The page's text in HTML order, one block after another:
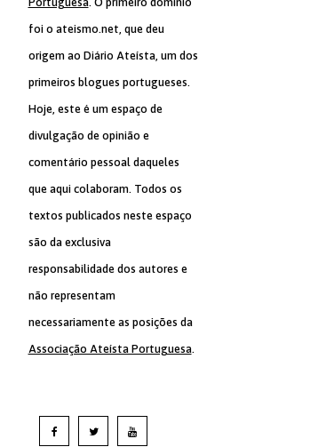
foi o ateismo.net, que deu
origem ao Diário Ateísta, um dos
primeiros blogues portugueses.
Hoje, este é um espaço de
divulgação de opinião e
comentário pessoal daqueles
que aqui colaboram. Todos os
textos publicados neste espaço
são da exclusiva
responsabilidade dos autores e
não representam
necessariamente as posições da
Associação Ateísta Portuguesa.